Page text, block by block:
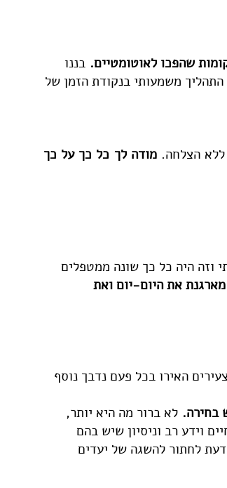
שהפכו לאוטומטיים. בננו
משמעותי בנקודת הזמן של
ללא הצלחה. מודה לך כל כך על כך
וזה היה כל כך שונה ממטפלים
את היום-יום ואת
האירו בכל פעם נדבך נוסף
בחירה. לא ברור מה היא יותר,
וידע רב וניסיון שיש בהם
לחתור להשגה של יעדים